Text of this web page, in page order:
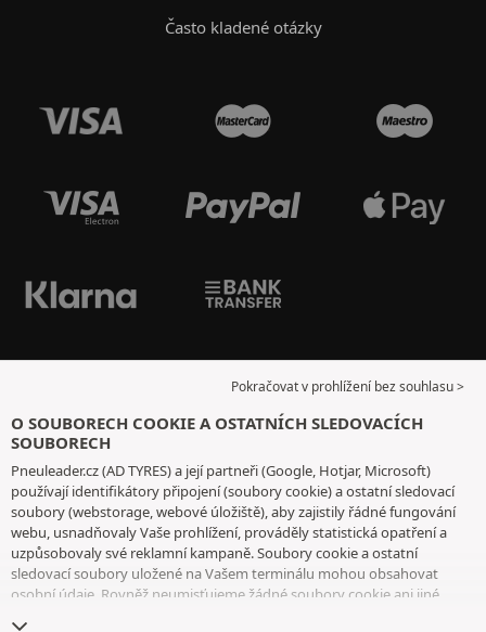
Často kladené otázky
Pokračovat v prohlížení bez souhlasu >
O SOUBORECH COOKIE A OSTATNÍCH SLEDOVACÍCH
SOUBORECH
Pneuleader.cz (AD TYRES) a její partneři (Google, Hotjar, Microsoft)
používají identifikátory připojení (soubory cookie) a ostatní sledovací
soubory (webstorage, webové úložiště), aby zajistily řádné fungování
webu, usnadňovaly Vaše prohlížení, prováděly statistická opatření a
uzpůsobovaly své reklamní kampaně. Soubory cookie a ostatní
sledovací soubory uložené na Vašem terminálu mohou obsahovat
osobní údaje. Rovněž neumisťujeme žádné soubory cookie ani jiné